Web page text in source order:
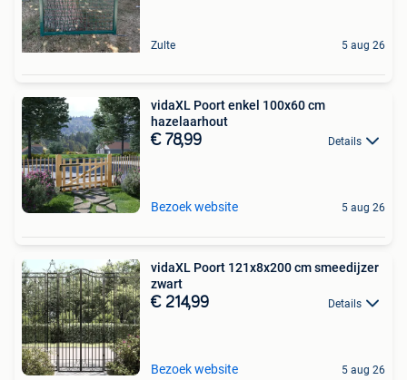
Zulte 5 aug 26
vidaXL Poort enkel 100x60 cm
hazelaarhout
€ 78,99 Details
Bezoek website 5 aug 26
vidaXL Poort 121x8x200 cm smeedijzer
zwart
€ 214,99 Details
Bezoek website 5 aug 26